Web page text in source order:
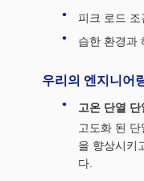
피크 로드 조
습한 환경과
우리의 엔지니어
고온 단열 단
고도화 된
을 향상시키
다.